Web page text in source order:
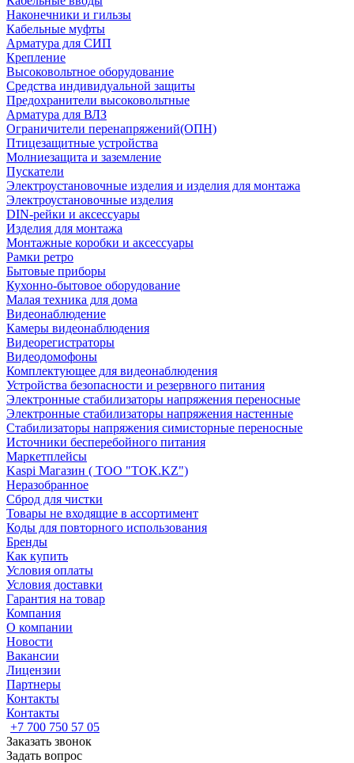
Наконечники и гильзы
Кабельные муфты
Арматура для СИП
Крепление
Высоковольтное оборудование
Средства индивидуальной защиты
Предохранители высоковольтные
Арматура для ВЛЗ
Ограничители перенапряжений(ОПН)
Птицезащитные устройства
Молниезащита и заземление
Пускатели
Электроустановочные изделия и изделия для монтажа
Электроустановочные изделия
DIN-рейки и аксессуары
Изделия для монтажа
Монтажные коробки и аксессуары
Рамки ретро
Бытовые приборы
Кухонно-бытовое оборудование
Малая техника для дома
Видеонаблюдение
Камеры видеонаблюдения
Видеорегистраторы
Видеодомофоны
Комплектующее для видеонаблюдения
Устройства безопасности и резервного питания
Электронные стабилизаторы напряжения переносные
Электронные стабилизаторы напряжения настенные
Стабилизаторы напряжения симисторные переносные
Источники бесперебойного питания
Маркетплейсы
Kaspi Магазин ( ТОО "TOK.KZ")
Неразобранное
Сброд для чистки
Товары не входящие в ассортимент
Коды для повторного использования
Бренды
Как купить
Условия оплаты
Условия доставки
Гарантия на товар
Компания
О компании
Новости
Вакансии
Лицензии
Партнеры
Контакты
Контакты
+7 700 750 57 05
Заказать звонок
Задать вопрос